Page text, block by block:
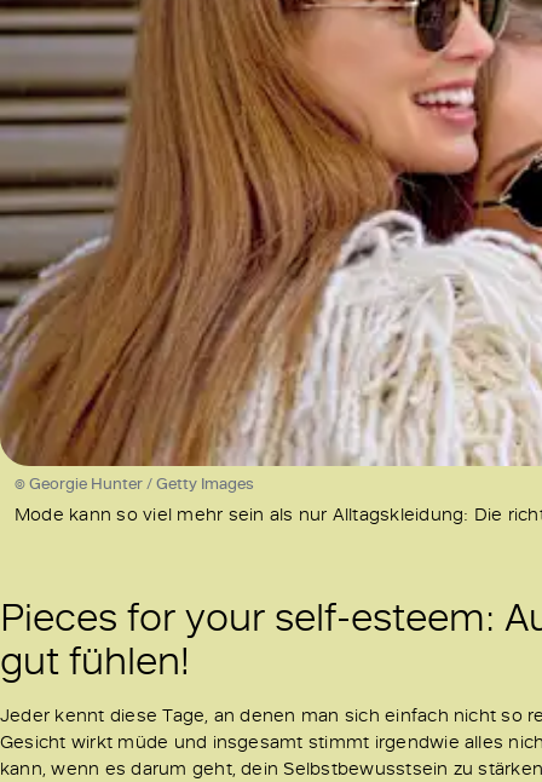
© Georgie Hunter / Getty Images
Mode kann so viel mehr sein als nur Alltagskleidung: Die
Pieces for your self-esteem:
gut fühlen!
Jeder kennt diese Tage, an denen man sich einfach nicht so
Gesicht wirkt müde und insgesamt stimmt irgendwie alles
kann, wenn es darum geht, dein Selbstbewusstsein zu